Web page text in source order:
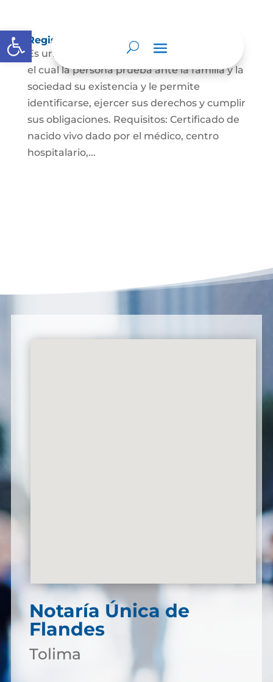
Abrir barra de herramientas
Registro Civil de Nacimiento
Es un documento indispensable mediante
el cual la persona prueba ante la familia y la
sociedad su existencia y le permite
identificarse, ejercer sus derechos y cumplir
sus obligaciones. Requisitos: Certificado de
nacido vivo dado por el médico, centro
hospitalario,...
Notaría Única de
Flandes
Tolima